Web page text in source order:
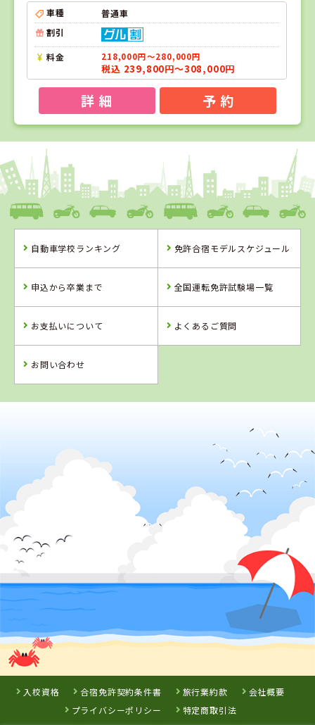
車種
普通車
割引
料金 218,000円～280,000円
税込 239,800円～308,000円
詳 細 予 約
1
和歌山県
ドライビングスクールかいなん
詳 細 予 約
2位
詳 細 予 約
3位
北播ドライビングスクール
クールかいなん
詳 細
詳 細
グスクール
詳 細
自動車学校ランキング 免許合宿モデルスケジュール
申込から卒業まで 全国運転免許試験場一覧
お支払いについて よくあるご質問
お問い合わせ
入校資格 合宿免許契約条件書 旅行業約款
会社概要
プライバシーポリシー
特定商取引法